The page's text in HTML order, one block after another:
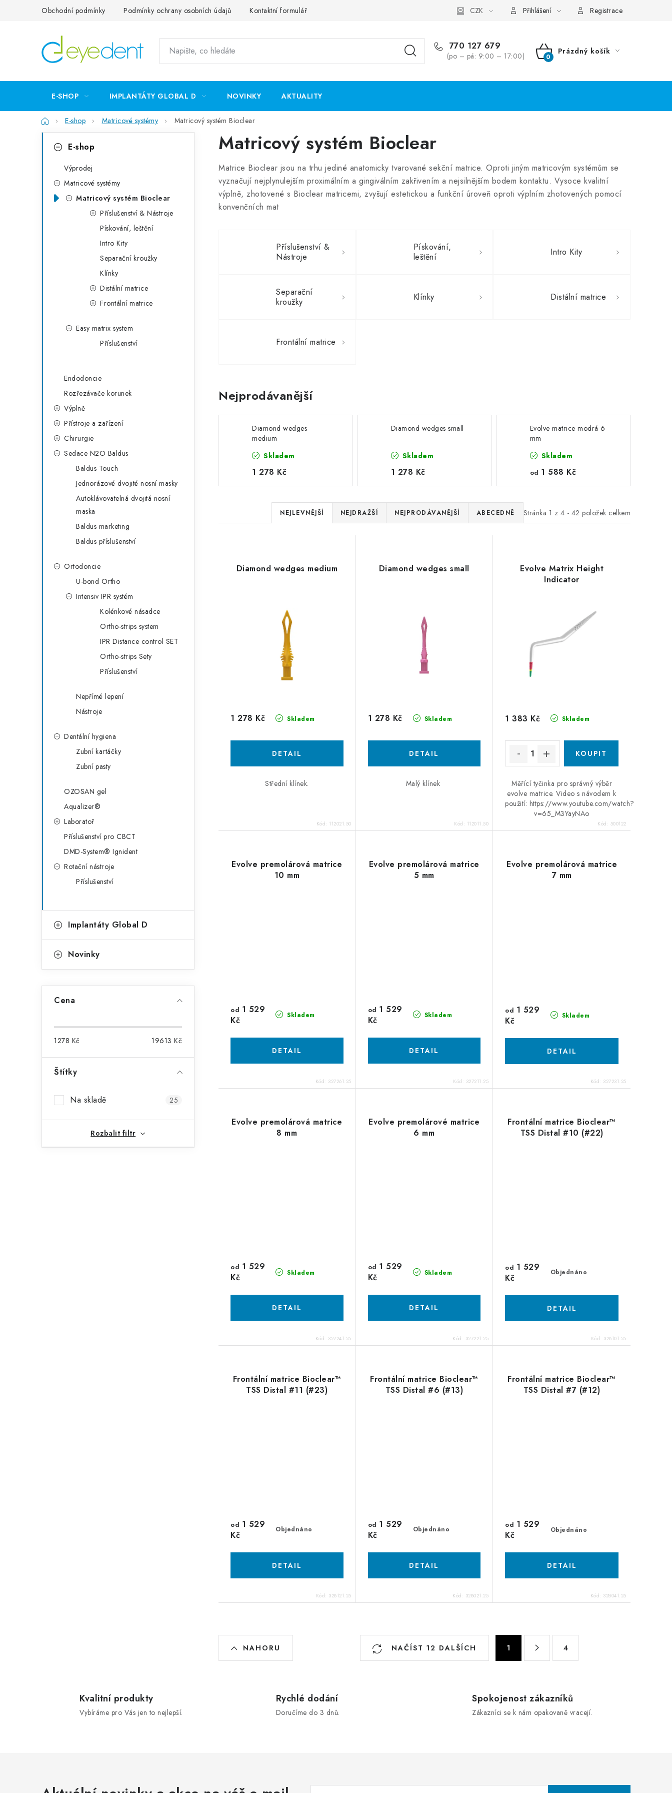
Obchodní podmínky Podmínky ochrany osobních údajů Kontaktní formulář CZK Přihlášení Registrace
770 127 679
(po – pá: 9:00 – 17:00)
NÁKUPNÍ
Prázdný košík
E-SHOP IMPLANTÁTY GLOBAL D NOVINKY AKTUALITY
DomůE-shop Matricové systémy Matricový systém Bioclear
kategorieE-shop
Výprodej
Matricové systémy
Matricový systém Bioclear
Příslušenství & Nástroje
Pískování, leštění
Intro Kity
Separační kroužky
Klínky
Distální matrice
Frontální matrice
Easy matrix system
Příslušenství
Endodoncie
Rozřezávače korunek
Výplně
Přístroje a zařízení
Chirurgie
Sedace N2O Baldus
Baldus Touch
Jednorázové dvojité nosní masky
Autoklávovatelná dvojitá nosní
maska
Baldus marketing
Baldus příslušenství
Ortodoncie
U-bond Ortho
Intensiv IPR systém
Kolénkové násadce
Ortho-strips system
IPR Distance control SET
Ortho-strips Sety
Příslušenství
Nepřímé lepení
Nástroje
Dentální hygiena
Zubní kartáčky
Zubní pasty
OZOSAN gel
Aqualizer®
Laboratoř
Příslušenství pro CBCT
DMD-System® Ignident
Rotační nástroje
Příslušenství
Implantáty Global D
Novinky
Cena
1278 Kč 19613 Kč
Štítky
Na skladě 25
Rozbalit filtr
Matricový systém Bioclear
Matrice Bioclear jsou na trhu jediné anatomicky tvarované sekční matrice. Oproti jiným matricovým systémům se
vyznačují nejplynulejším proximálním a gingiválním zakřivením a nejsilnějším bodem kontaktu. Vysoce kvalitní
výplně, zhotovené s Bioclear matricemi, zvyšují estetickou a funkční úroveň oproti výplním zhotovených pomocí
konvenčních mat
Příslušenství &
Nástroje
Pískování,
leštění
Intro Kity
Separační
kroužky
Klínky Distální matrice
Frontální matrice
Nejprodávanější
Diamond wedges
medium
Skladem
1 278 Kč
Diamond wedges small
Skladem
1 278 Kč
Evolve matrice modrá 6
mm
Skladem
od 1 588 Kč
Stránka 1 z 4 - 42 položek celkem
Ř
a
e
o
k
t
ů
NEJLEVNĚJŠÍ NEJDRAŽŠÍ NEJPRODÁVANĚJŠÍ ABECEDNĚ
Diamond wedges medium
Skladem
1 278 Kč
Střední klínek.
Kód: 112021.50
Diamond wedges small
Skladem
1 278 Kč
Malý klínek
Kód: 112011.50
Evolve Matrix Height
Indicator
Skladem
1 383 Kč
Měřící tyčinka pro správný výběr
evolve matrice. Video s návodem k
použití: https://www.youtube.com/watch?
v=65_M3YayNAo
Kód: 500122
Evolve premolárová matrice
10 mm
Skladem
od 1 529
Kč
Kód: 327261.25
Evolve premolárová matrice
5 mm
Skladem
od 1 529
Kč
Kód: 327211.25
Evolve premolárová matrice
7 mm
Skladem
od 1 529
Kč
Kód: 327231.25
Evolve premolárová matrice
8 mm
Skladem
od 1 529
Kč
Kód: 327241.25
Evolve premolárové matrice
6 mm
Skladem
od 1 529
Kč
Kód: 327221.25
Frontální matrice Bioclear™
TSS Distal #10 (#22)
Objednáno
od 1 529
Kč
Kód: 328101.25
Frontální matrice Bioclear™
TSS Distal #11 (#23)
Objednáno
od 1 529
Kč
Kód: 328121.25
Frontální matrice Bioclear™
TSS Distal #6 (#13)
Objednáno
od 1 529
Kč
Kód: 328021.25
Frontální matrice Bioclear™
TSS Distal #7 (#12)
Objednáno
od 1 529
Kč
Kód: 328041.25
v
NAČÍST 12 DALŠÍCH
n
k
í
1 4
NAHORU
Kvalitní produkty
Vybíráme pro Vás jen to nejlepší.
Rychlé dodání
Doručíme do 3 dnů.
Spokojenost zákazníků
Zákazníci se k nám opakovaně vracejí.